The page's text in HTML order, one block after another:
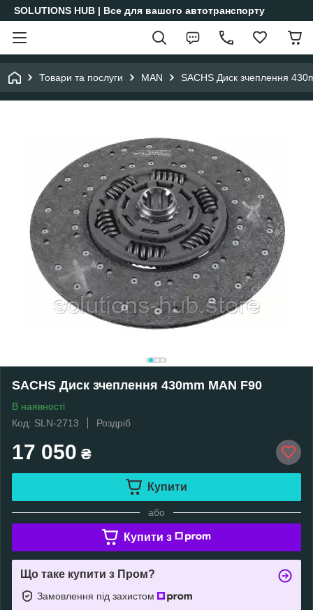
SOLUTIONS HUB | Все для вашого автотранспорту
Товари та послуги MAN SACHS Диск зчеплення
SACHS Диск зчеплення 430mm MAN F90
В наявності
Код: SLN-2713
Роздріб
17 050 ₴
Купити
або
Купити з
Що таке купити з Пром?
Замовлення під захистом